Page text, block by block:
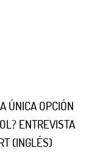
ÚNICA OPCIÓN
ENTREVISTA
(INGLÉS)